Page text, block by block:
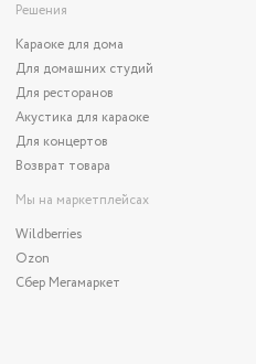
Решения
Караоке для дома
Для домашних студий
Для ресторанов
Акустика для караоке
Для концертов
Возврат товара
Мы на маркетплейсах
Wildberries
Ozon
Сбер Мегамаркет